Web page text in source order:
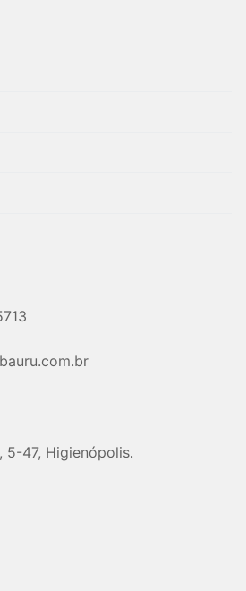
5-47, Higienópolis.